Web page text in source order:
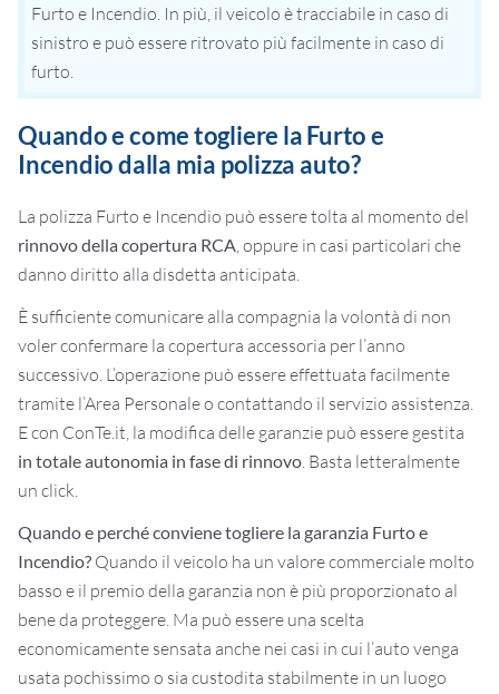
Furto e Incendio. In più, il veicolo è tracciabile in caso di
sinistro e può essere ritrovato più facilmente in caso di
furto.
Quando e come togliere la Furto e
Incendio dalla mia polizza auto?
La polizza Furto e Incendio può essere tolta al momento del
rinnovo della copertura RCA, oppure in casi particolari che
danno diritto alla disdetta anticipata.
È sufficiente comunicare alla compagnia la volontà di non
voler confermare la copertura accessoria per l’anno
successivo. L’operazione può essere effettuata facilmente
tramite l’Area Personale o contattando il servizio assistenza.
E con ConTe.it, la modifica delle garanzie può essere gestita
in totale autonomia in fase di rinnovo. Basta letteralmente
un click.
Quando e perché conviene togliere la garanzia Furto e
Incendio? Quando il veicolo ha un valore commerciale molto
basso e il premio della garanzia non è più proporzionato al
bene da proteggere. Ma può essere una scelta
economicamente sensata anche nei casi in cui l’auto venga
usata pochissimo o sia custodita stabilmente in un luogo